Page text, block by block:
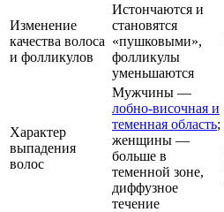
Изменение
качества волоса
и фолликулов
Истончаются и
становятся
«пушковыми»,
фолликулы
уменьшаются
Характер
выпадения
волос
Мужчины —
лобно-височная и
теменная область;
женщины —
больше в
теменной зоне,
диффузное
течение